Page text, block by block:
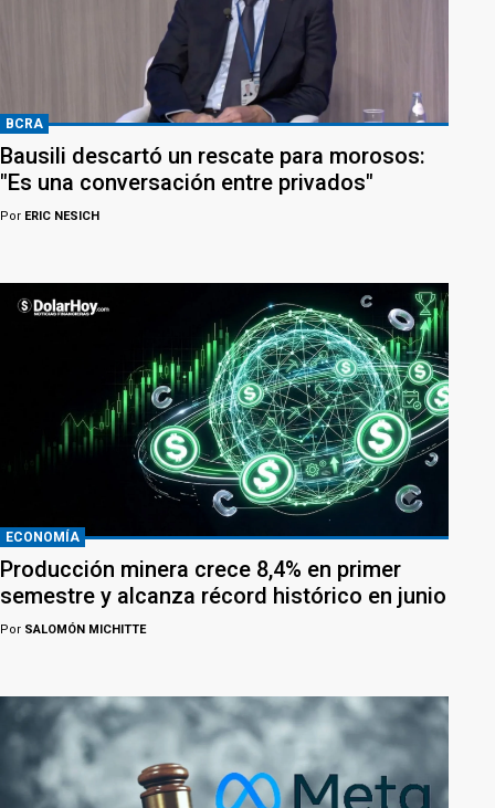
BCRA
Bausili descartó un rescate para morosos:
"Es una conversación entre privados"
Por ERIC NESICH
ECONOMÍA
Producción minera crece 8,4% en primer
semestre y alcanza récord histórico en junio
Por SALOMÓN MICHITTE